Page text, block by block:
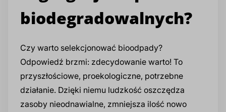
biodegradowalnych?
Czy warto selekcjonować bioodpady?
Odpowiedź brzmi: zdecydowanie warto! To
przyszłościowe, proekologiczne, potrzebne
działanie. Dzięki niemu ludzkość oszczędza
zasoby nieodnawialne, zmniejsza ilość nowo